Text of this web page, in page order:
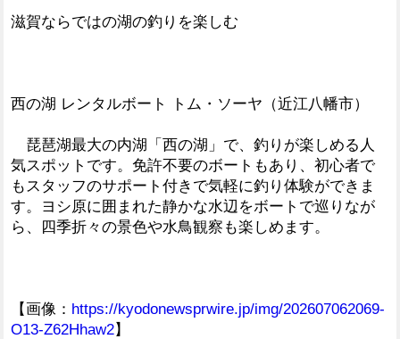
滋賀ならではの湖の釣りを楽しむ
西の湖 レンタルボート トム・ソーヤ（近江八幡市）
琵琶湖最大の内湖「西の湖」で、釣りが楽しめる人
気スポットです。免許不要のボートもあり、初心者で
もスタッフのサポート付きで気軽に釣り体験ができま
す。ヨシ原に囲まれた静かな水辺をボートで巡りなが
ら、四季折々の景色や水鳥観察も楽しめます。
【画像： https://kyodonewsprwire.jp/img/202607062069-
O13-Z62Hhaw2】